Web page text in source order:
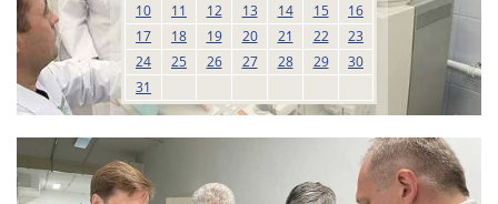
10
11 12 13 14 15
16
17
18 19 20 21 22
23
24
25 26 27 28 29
30
31